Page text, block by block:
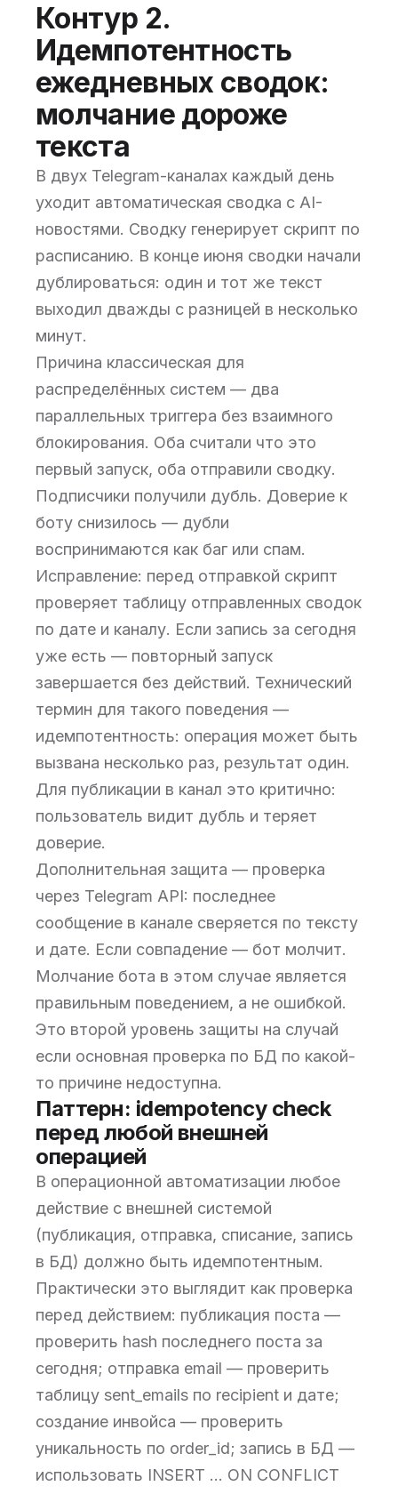
Контур 2.
Идемпотентность
ежедневных сводок:
молчание дороже
текста
В двух Telegram-каналах каждый день
уходит автоматическая сводка с AI-
новостями. Сводку генерирует скрипт по
расписанию. В конце июня сводки начали
дублироваться: один и тот же текст
выходил дважды с разницей в несколько
минут.
Причина классическая для
распределённых систем — два
параллельных триггера без взаимного
блокирования. Оба считали что это
первый запуск, оба отправили сводку.
Подписчики получили дубль. Доверие к
боту снизилось — дубли
воспринимаются как баг или спам.
Исправление: перед отправкой скрипт
проверяет таблицу отправленных сводок
по дате и каналу. Если запись за сегодня
уже есть — повторный запуск
завершается без действий. Технический
термин для такого поведения —
идемпотентность: операция может быть
вызвана несколько раз, результат один.
Для публикации в канал это критично:
пользователь видит дубль и теряет
доверие.
Дополнительная защита — проверка
через Telegram API: последнее
сообщение в канале сверяется по тексту
и дате. Если совпадение — бот молчит.
Молчание бота в этом случае является
правильным поведением, а не ошибкой.
Это второй уровень защиты на случай
если основная проверка по БД по какой-
то причине недоступна.
Паттерн: idempotency check
перед любой внешней
операцией
В операционной автоматизации любое
действие с внешней системой
(публикация, отправка, списание, запись
в БД) должно быть идемпотентным.
Практически это выглядит как проверка
перед действием: публикация поста —
проверить hash последнего поста за
сегодня; отправка email — проверить
таблицу sent_emails по recipient и дате;
создание инвойса — проверить
уникальность по order_id; запись в БД —
использовать INSERT ... ON CONFLICT